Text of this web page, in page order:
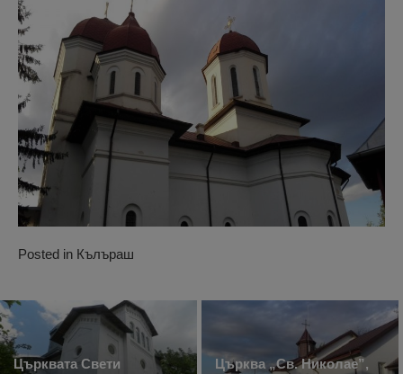
Posted in Кълъраш
Църквата Свети
Църква „Св. Николае”,